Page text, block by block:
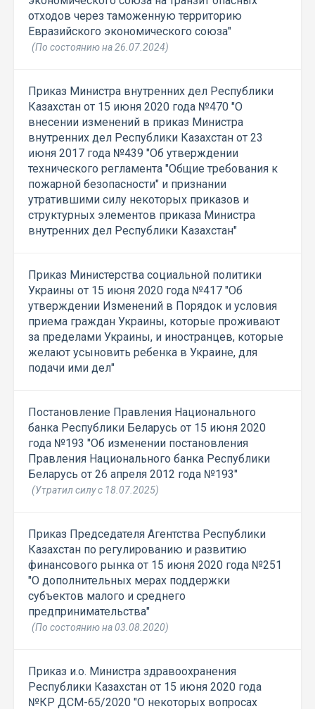
отходов через таможенную территорию
Евразийского экономического союза"
(По состоянию на 26.07.2024)
Приказ Министра внутренних дел Республики
Казахстан от 15 июня 2020 года №470 "О
внесении изменений в приказ Министра
внутренних дел Республики Казахстан от 23
июня 2017 года №439 "Об утверждении
технического регламента "Общие требования к
пожарной безопасности" и признании
утратившими силу некоторых приказов и
структурных элементов приказа Министра
внутренних дел Республики Казахстан"
Приказ Министерства социальной политики
Украины от 15 июня 2020 года №417 "Об
утверждении Изменений в Порядок и условия
приема граждан Украины, которые проживают
за пределами Украины, и иностранцев, которые
желают усыновить ребенка в Украине, для
подачи ими дел"
Постановление Правления Национального
банка Республики Беларусь от 15 июня 2020
года №193 "Об изменении постановления
Правления Национального банка Республики
Беларусь от 26 апреля 2012 года №193"
(Утратил силу с 18.07.2025)
Приказ Председателя Агентства Республики
Казахстан по регулированию и развитию
финансового рынка от 15 июня 2020 года №251
"О дополнительных мерах поддержки
субъектов малого и среднего
предпринимательства"
(По состоянию на 03.08.2020)
Приказ и.о. Министра здравоохранения
Республики Казахстан от 15 июня 2020 года
№КР ДСМ-65/2020 "О некоторых вопросах